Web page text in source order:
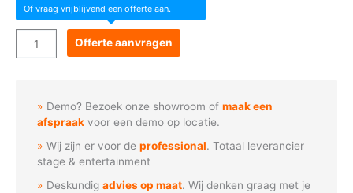
Of vraag vrijblijvend een offerte aan.
Goboservice
-
(N1041)
Offerte aanvragen
Demo? Bezoek onze showroom ofmaak een
afspraak voor een demo op locatie.
Wij zijn er voor deprofessional. Totaal leverancier
stage & entertainment
Deskundigadvies op maat. Wij denken graag met je